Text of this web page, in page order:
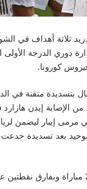
دوري الدرجة الأولى
كورونا.
بتسديدة متقنة في
إيبار ليضمن
بعد تسديدة خدعت